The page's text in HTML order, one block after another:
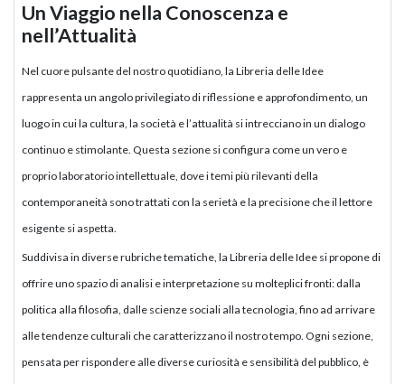
Un Viaggio nella Conoscenza e
nell’Attualità
Nel cuore pulsante del nostro quotidiano, la Libreria delle Idee
rappresenta un angolo privilegiato di riflessione e approfondimento, un
luogo in cui la cultura, la società e l’attualità si intrecciano in un dialogo
continuo e stimolante. Questa sezione si configura come un vero e
proprio laboratorio intellettuale, dove i temi più rilevanti della
contemporaneità sono trattati con la serietà e la precisione che il lettore
esigente si aspetta.
Suddivisa in diverse rubriche tematiche, la Libreria delle Idee si propone di
offrire uno spazio di analisi e interpretazione su molteplici fronti: dalla
politica alla filosofia, dalle scienze sociali alla tecnologia, fino ad arrivare
alle tendenze culturali che caratterizzano il nostro tempo. Ogni sezione,
pensata per rispondere alle diverse curiosità e sensibilità del pubblico, è